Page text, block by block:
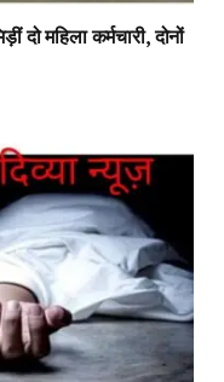
दो महिला कर्मचारी, दोनों